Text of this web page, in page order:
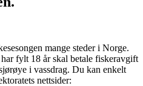
mange steder i Norge.
fylt 18 år skal betale fiskeravgift
i vassdrag. Du kan enkelt
nettsider: